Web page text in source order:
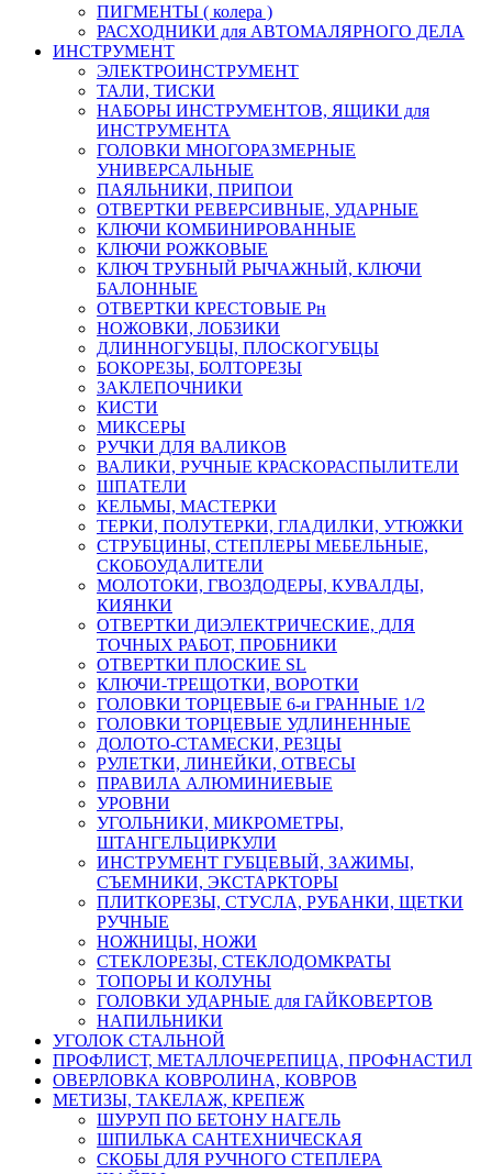
ПИГМЕНТЫ ( колера )
РАСХОДНИКИ для АВТОМАЛЯРНОГО ДЕЛА
ИНСТРУМЕНТ
ЭЛЕКТРОИНСТРУМЕНТ
ТАЛИ, ТИСКИ
НАБОРЫ ИНСТРУМЕНТОВ, ЯЩИКИ для
ИНСТРУМЕНТА
ГОЛОВКИ МНОГОРАЗМЕРНЫЕ
УНИВЕРСАЛЬНЫЕ
ПАЯЛЬНИКИ, ПРИПОИ
ОТВЕРТКИ РЕВЕРСИВНЫЕ, УДАРНЫЕ
КЛЮЧИ КОМБИНИРОВАННЫЕ
КЛЮЧИ РОЖКОВЫЕ
КЛЮЧ ТРУБНЫЙ РЫЧАЖНЫЙ, КЛЮЧИ
БАЛОННЫЕ
ОТВЕРТКИ КРЕСТОВЫЕ Рн
НОЖОВКИ, ЛОБЗИКИ
ДЛИННОГУБЦЫ, ПЛОСКОГУБЦЫ
БОКОРЕЗЫ, БОЛТОРЕЗЫ
ЗАКЛЕПОЧНИКИ
КИСТИ
МИКСЕРЫ
РУЧКИ ДЛЯ ВАЛИКОВ
ВАЛИКИ, РУЧНЫЕ КРАСКОРАСПЫЛИТЕЛИ
ШПАТЕЛИ
КЕЛЬМЫ, МАСТЕРКИ
ТЕРКИ, ПОЛУТЕРКИ, ГЛАДИЛКИ, УТЮЖКИ
СТРУБЦИНЫ, СТЕПЛЕРЫ МЕБЕЛЬНЫЕ,
СКОБОУДАЛИТЕЛИ
МОЛОТОКИ, ГВОЗДОДЕРЫ, КУВАЛДЫ,
КИЯНКИ
ОТВЕРТКИ ДИЭЛЕКТРИЧЕСКИЕ, ДЛЯ
ТОЧНЫХ РАБОТ, ПРОБНИКИ
ОТВЕРТКИ ПЛОСКИЕ SL
КЛЮЧИ-ТРЕЩОТКИ, ВОРОТКИ
ГОЛОВКИ ТОРЦЕВЫЕ 6-и ГРАННЫЕ 1/2
ГОЛОВКИ ТОРЦЕВЫЕ УДЛИНЕННЫЕ
ДОЛОТО-СТАМЕСКИ, РЕЗЦЫ
РУЛЕТКИ, ЛИНЕЙКИ, ОТВЕСЫ
ПРАВИЛА АЛЮМИНИЕВЫЕ
УРОВНИ
УГОЛЬНИКИ, МИКРОМЕТРЫ,
ШТАНГЕЛЬЦИРКУЛИ
ИНСТРУМЕНТ ГУБЦЕВЫЙ, ЗАЖИМЫ,
СЪЕМНИКИ, ЭКСТАРКТОРЫ
ПЛИТКОРЕЗЫ, СТУСЛА, РУБАНКИ, ЩЕТКИ
РУЧНЫЕ
НОЖНИЦЫ, НОЖИ
СТЕКЛОРЕЗЫ, СТЕКЛОДОМКРАТЫ
ТОПОРЫ И КОЛУНЫ
ГОЛОВКИ УДАРНЫЕ для ГАЙКОВЕРТОВ
НАПИЛЬНИКИ
УГОЛОК СТАЛЬНОЙ
ПРОФЛИСТ, МЕТАЛЛОЧЕРЕПИЦА, ПРОФНАСТИЛ
ОВЕРЛОВКА КОВРОЛИНА, КОВРОВ
МЕТИЗЫ, ТАКЕЛАЖ, КРЕПЕЖ
ШУРУП ПО БЕТОНУ НАГЕЛЬ
ШПИЛЬКА САНТЕХНИЧЕСКАЯ
СКОБЫ ДЛЯ РУЧНОГО СТЕПЛЕРА